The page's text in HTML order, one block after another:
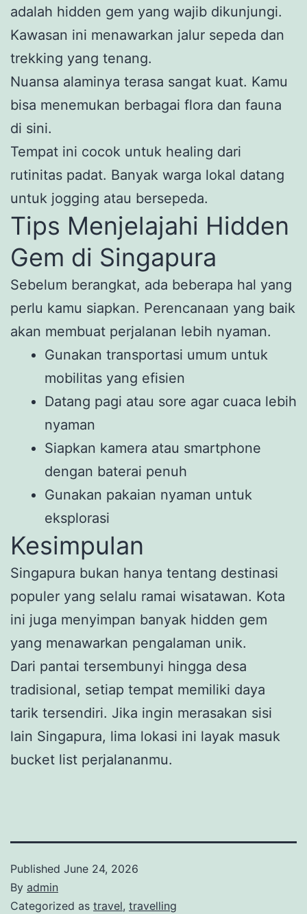
adalah hidden gem yang wajib dikunjungi.
Kawasan ini menawarkan jalur sepeda dan
trekking yang tenang.
Nuansa alaminya terasa sangat kuat. Kamu
bisa menemukan berbagai flora dan fauna
di sini.
Tempat ini cocok untuk healing dari
rutinitas padat. Banyak warga lokal datang
untuk jogging atau bersepeda.
Tips Menjelajahi Hidden
Gem di Singapura
Sebelum berangkat, ada beberapa hal yang
perlu kamu siapkan. Perencanaan yang baik
akan membuat perjalanan lebih nyaman.
Gunakan transportasi umum untuk
mobilitas yang efisien
Datang pagi atau sore agar cuaca lebih
nyaman
Siapkan kamera atau smartphone
dengan baterai penuh
Gunakan pakaian nyaman untuk
eksplorasi
Kesimpulan
Singapura bukan hanya tentang destinasi
populer yang selalu ramai wisatawan. Kota
ini juga menyimpan banyak hidden gem
yang menawarkan pengalaman unik.
Dari pantai tersembunyi hingga desa
tradisional, setiap tempat memiliki daya
tarik tersendiri. Jika ingin merasakan sisi
lain Singapura, lima lokasi ini layak masuk
bucket list perjalananmu.
Published June 24, 2026
By admin
Categorized as travel, travelling